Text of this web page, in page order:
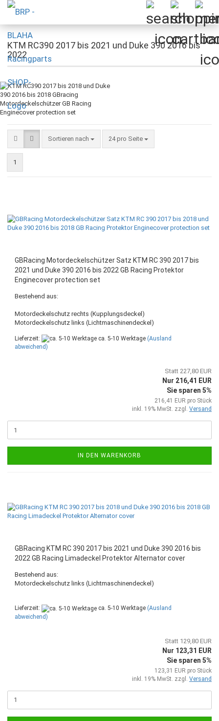
KTM RC390 2017 bis 2021 und Duke 390 2016 bis
2022
Sortieren nach
Sortieren nach 24 pro Seite
pro Seite
1
GBRacing Motordeckelschützer Satz KTM RC 390 2017 bis
2021 und Duke 390 2016 bis 2022 GB Racing Protektor
Enginecover protection set
Bestehend aus:
Motordeckelschutz rechts (Kupplungsdeckel)
Motordeckelschutz links (Lichtmaschinendeckel)
Lieferzeit: ca. 5-10 Werktage (Ausland
abweichend)
Statt 227,80 EUR
Nur 216,41 EUR
Sie sparen 5%
216,41 EUR pro Stück
inkl. 19% MwSt. zzgl. Versand
IN DEN WARENKORB
GBRacing KTM RC 390 2017 bis 2021 und Duke 390 2016 bis
2022 GB Racing Limadeckel Protektor Alternator cover
Bestehend aus:
Motordeckelschutz links (Lichtmaschinendeckel)
Lieferzeit: ca. 5-10 Werktage (Ausland
abweichend)
Statt 129,80 EUR
Nur 123,31 EUR
Sie sparen 5%
123,31 EUR pro Stück
inkl. 19% MwSt. zzgl. Versand